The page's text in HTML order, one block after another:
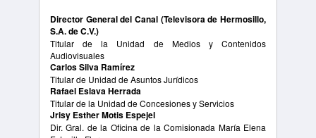
Director General del Canal (Televisora de Hermosillo,
S.A. de C.V.)
Titular de la Unidad de Medios y Contenidos
Audiovisuales
Carlos Silva Ramírez
Titular de Unidad de Asuntos Jurídicos
Rafael Eslava Herrada
Titular de la Unidad de Concesiones y Servicios
Jrisy Esther Motis Espejel
Dir. Gral. de la Oficina de la Comisionada María Elena